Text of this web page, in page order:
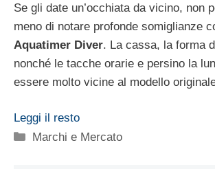
Se gli date un’occhiata da vicino, non
meno di notare profonde somiglianze
Aquatimer Diver. La cassa, la forma
nonché le tacche orarie e persino la
essere molto vicine al modello
Leggi il resto
Categorie
Marchi e Mercato